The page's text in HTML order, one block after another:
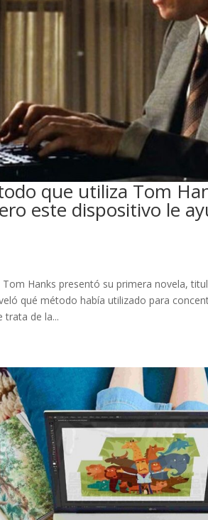
que utiliza Tom
este dispositivo le
Hanks presentó su primera novela,
qué método había utilizado para
trata de la...